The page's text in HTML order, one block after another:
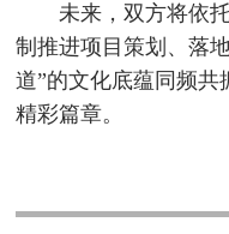
未来，双方将依
制推进项目策划、落
道”的文化底蕴同频
精彩篇章。